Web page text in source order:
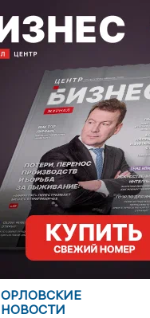
ОРЛОВСКИЕ
НОВОСТИ